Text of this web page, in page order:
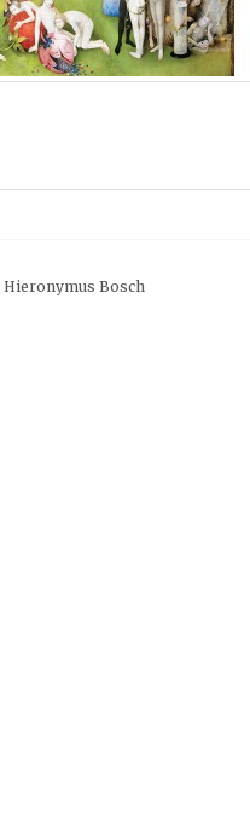
Hieronymus Bosch